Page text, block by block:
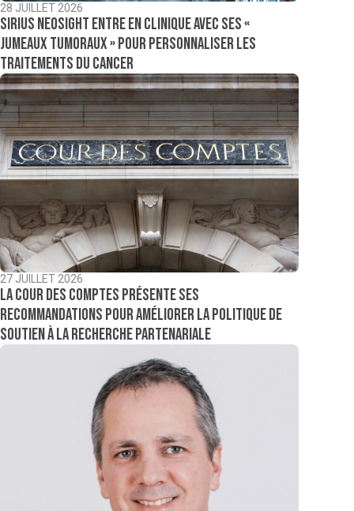
28 JUILLET 2026
Sirius NeoSight entre en clinique avec ses «
jumeaux tumoraux » pour personnaliser les
traitements du cancer
27 JUILLET 2026
La Cour des comptes présente ses
recommandations pour améliorer la politique de
soutien à la recherche partenariale